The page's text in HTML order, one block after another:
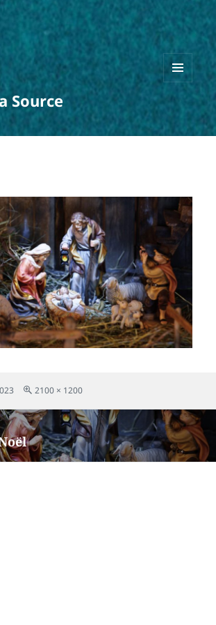
Source
MENU
ET
WIDGETS
Taille
2100 × 1200